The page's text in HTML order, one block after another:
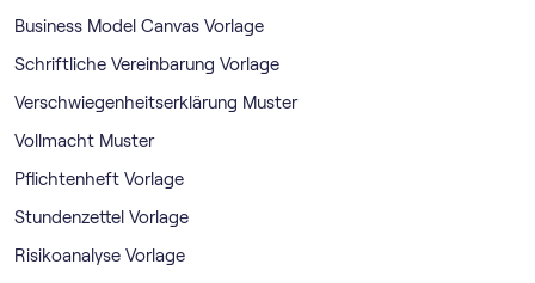
Business Model Canvas Vorlage
Schriftliche Vereinbarung Vorlage
Verschwiegenheitserklärung Muster
Vollmacht Muster
Pflichtenheft Vorlage
Stundenzettel Vorlage
Risikoanalyse Vorlage